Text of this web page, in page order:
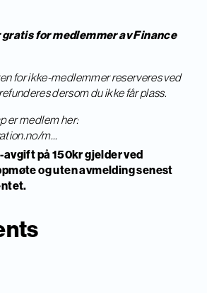
for medlemmer av Finance
for ikke-medlemmer reserveres ved
dersom du ikke får plass.
er medlem her:
m...
avgift på 150kr gjelder ved
og uten avmelding senest